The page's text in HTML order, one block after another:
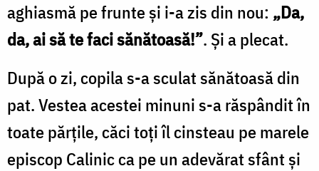
aghiasmă pe frunte şi i-a zis din nou: „Da,
da, ai să te faci sănătoasă!”. Şi a plecat.
După o zi, copila s-a sculat sănătoasă din
pat. Vestea acestei minuni s-a răspândit în
toate părţile, căci toţi îl cinsteau pe marele
episcop Calinic ca pe un adevărat sfânt şi